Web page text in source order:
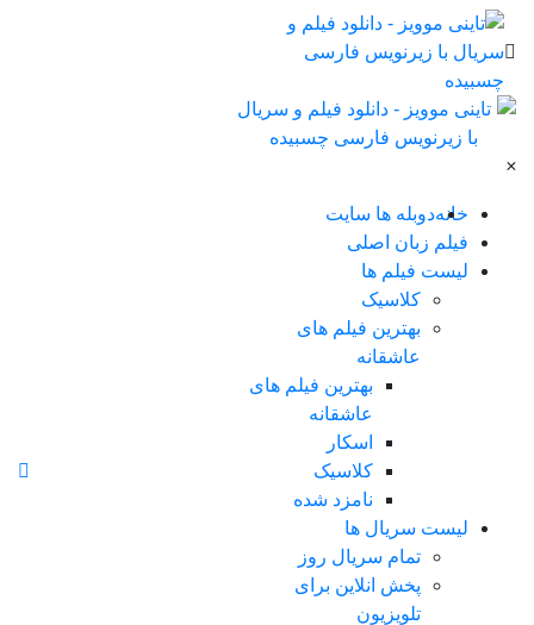
×
خانهدوبله ها سایت
فیلم زبان اصلی
لیست فیلم ها
کلاسیک
بهترین فیلم های
عاشقانه
بهترین فیلم های
عاشقانه
اسکار
کلاسیک
نامزد شده
لیست سریال ها
تمام سریال روز
پخش انلاین برای
تلویزیون